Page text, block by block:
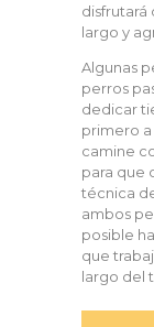
disfrutará
largo y
Algunas
perros
dedicar
primero
camine
para que
técnica
ambos
posible
que
largo del